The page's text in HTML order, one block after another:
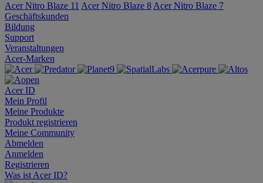
Acer Nitro Blaze 11 Acer Nitro Blaze 8 Acer Nitro Blaze 7
Geschäftskunden
Bildung
Support
Veranstaltungen
Acer-Marken
Acer ID
Mein Profil
Meine Produkte
Produkt registrieren
Meine Community
Abmelden
Anmelden
Registrieren
Was ist Acer ID?